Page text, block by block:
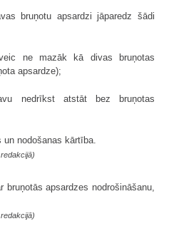
bruņotu apsardzi jāparedz šādi
ne mazāk kā divas bruņotas
apsardze);
nedrīkst atstāt bez bruņotas
nodošanas kārtība.
apsardzes nodrošināšanu,